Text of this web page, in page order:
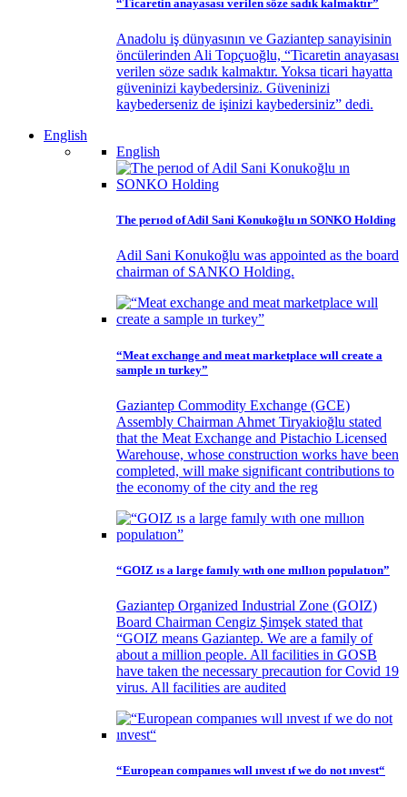
“Ticaretin anayasası verilen söze sadık kalmaktır”
Anadolu iş dünyasının ve Gaziantep sanayisinin
öncülerinden Ali Topçuoğlu, “Ticaretin anayasası
verilen söze sadık kalmaktır. Yoksa ticari hayatta
güveninizi kaybedersiniz. Güveninizi
kaybederseniz de işinizi kaybedersiniz” dedi.
English
English
The perıod of Adil Sani Konukoğlu ın SONKO Holding
Adil Sani Konukoğlu was appointed as the board
chairman of SANKO Holding.
“Meat exchange and meat marketplace wıll create a
sample ın turkey”
Gaziantep Commodity Exchange (GCE)
Assembly Chairman Ahmet Tiryakioğlu stated
that the Meat Exchange and Pistachio Licensed
Warehouse, whose construction works have been
completed, will make significant contributions to
the economy of the city and the reg
“GOIZ ıs a large famıly wıth one mıllıon populatıon”
Gaziantep Organized Industrial Zone (GOIZ)
Board Chairman Cengiz Şimşek stated that
“GOIZ means Gaziantep. We are a family of
about a million people. All facilities in GOSB
have taken the necessary precaution for Covid 19
virus. All facilities are audited
“European companıes wıll ınvest ıf we do not ınvest“